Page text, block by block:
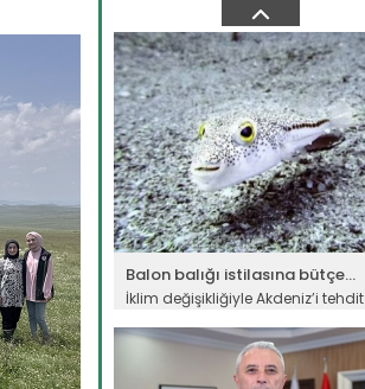
aromatik bitkinin...
Devamını Oku ->
Balon balığı istilasına bütçe...
İklim değişikliğiyle Akdeniz’i tehdit
Devamını Oku ->